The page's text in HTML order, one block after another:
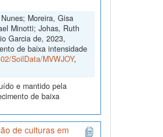
Moreira, Gisa
Minotti; Johas, Ruth
Garcia de, 2023,
de baixa intensidade
SoilData/MVWJOY,
e mantido pela
de baixa
de culturas em